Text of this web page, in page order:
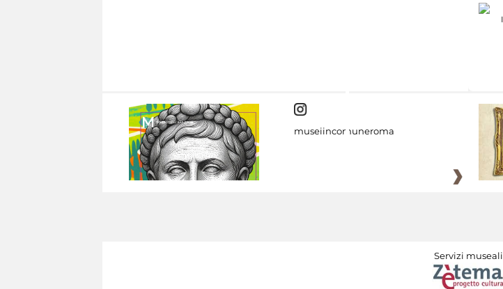
museiincomuneroma
Servizi museali